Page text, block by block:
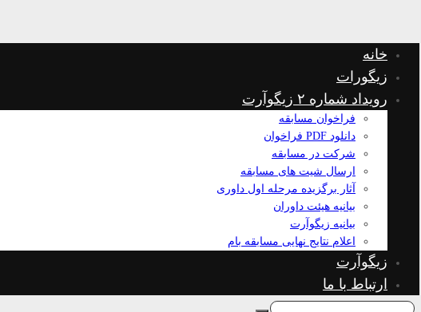
خانه
زیگورات
رویداد شماره ۲ زیگوآرت
فراخوان مسابقه
دانلود PDF فراخوان
شرکت در مسابقه
ارسال شیت های مسابقه
آثار برگزیده مرحله اول داوری
بیانیه هیئت داوران
بیانیه زیگوآرت
اعلام نتایج نهایی مسابقه بام
زیگوآرت
ارتباط با ما